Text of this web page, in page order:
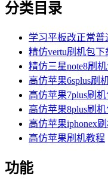
分类目录
学习平板改正常
精仿vertu刷机包下
精仿三星note8刷
高仿苹果6splus刷
高仿苹果7plus刷
高仿苹果8plus刷
高仿苹果iphonex
高仿苹果刷机教程
功能